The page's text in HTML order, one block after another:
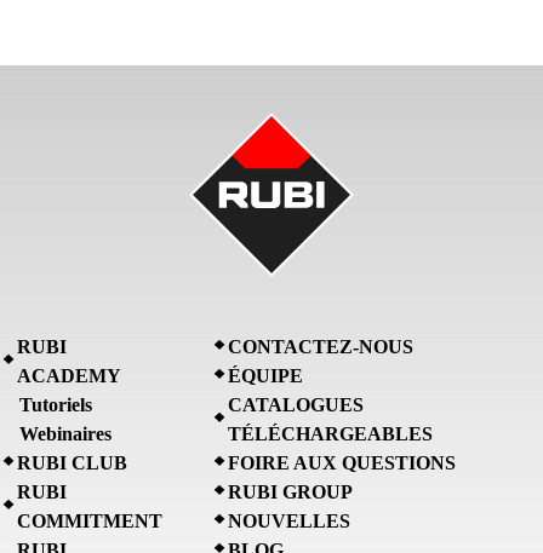
RUBI
ACADEMY
Tutoriels
Webinaires
RUBI CLUB
RUBI
COMMITMENT
CONTACTEZ-NOUS
ÉQUIPE
CATALOGUES
TÉLÉCHARGEABLES
FOIRE AUX QUESTIONS
RUBI GROUP
NOUVELLES